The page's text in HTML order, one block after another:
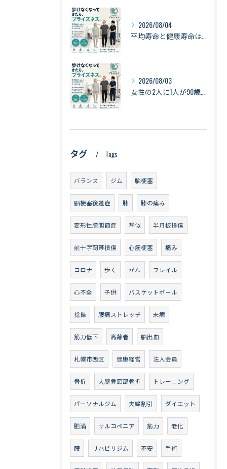
2026/08/04
2026/08/03
タグ Tags
バランス ジム 脳梗塞
脳梗塞後遺症 膝 膝の痛み
変形性膝関節症 琴似 半月板損傷
前十字靭帯損傷 心筋梗塞 痛み
コロナ 歩く がん フレイル
心不全 子供 バスケットボール
捻挫 腰痛ストレッチ 未病
筋力低下 高齢者 脳出血
札幌市西区 健康経営 法人会員
骨折 大腿骨頸部骨折 トレーニング
パーソナルジム 夫婦割引 ダイエット
肥満 サルコペニア 筋力 老化
腰 リハビリジム 不安 手術